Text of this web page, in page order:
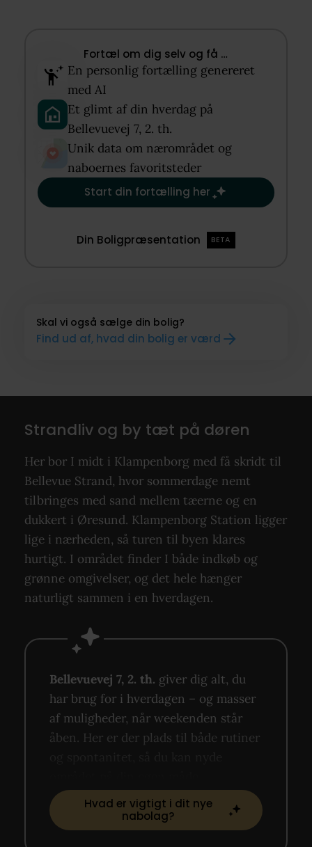
Fortæl om dig selv og få …​
En personlig fortælling genereret
med AI​
Et glimt af din hverdag på
Bellevuevej 7, 2. th.​
Unik data om nærområdet og
naboernes favoritsteder​
Start din fortælling her
Din Boligpræsentation BETA
Skal vi også sælge din bolig?
Find ud af, hvad din bolig er værd
Strandliv og by tæt på døren
Her bor I midt i Klampenborg med få skridt til
Bellevue Strand, hvor sommerdage nemt
tilbringes med sand mellem tæerne og en
dukkert i Øresund. Klampenborg Station ligger
lige i nærheden, så turen til byen klares
hurtigt. I området finder I både indkøb og
grønne omgivelser, og det hele hænger
naturligt sammen i en hverdagen.
Bellevuevej 7, 2. th. giver dig alt, du
har brug for i hverdagen – og masser
af muligheder, når weekenden står
åben. Her er der plads til både rutiner
Hvad er vigtigt i dit nye
nabolag?